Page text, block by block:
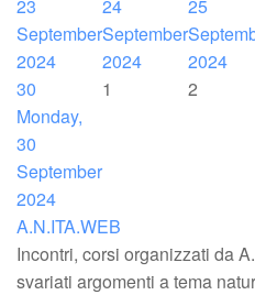
23
September
2024
24
September
2024
25
2024
30
Monday,
30
September
2024
1 2
A.N.ITA.WEB
Incontri, corsi organizzati da
svariati argomenti a tema